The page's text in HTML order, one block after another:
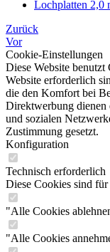
Lochplatten 2,0
Zurück
Vor
Cookie-Einstellungen
Diese Website
Website erforderlich
die den Komfort bei
Direktwerbung dienen
und sozialen
Zustimmung gesetzt.
Konfiguration
Technisch erforderlich
Diese Cookies sind
"Alle Cookies
"Alle Cookies